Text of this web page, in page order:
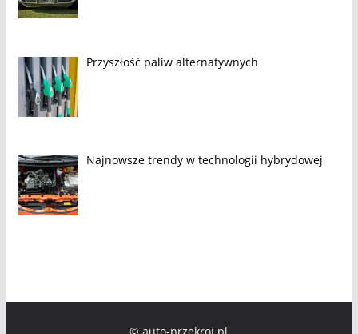
Przyszłość paliw alternatywnych
Najnowsze trendy w technologii hybrydowej